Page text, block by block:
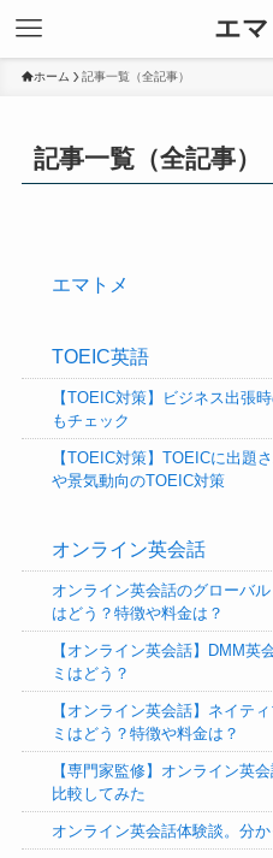
エ
ホーム 記事一覧（全記事）
記事一覧（全記事）
エマトメ
TOEIC英語
【TOEIC対策】ビジネス出張
もチェック
【TOEIC対策】TOEICに出題
や景気動向のTOEIC対策
オンライン英会話
オンライン英会話のグローバ
はどう？特徴や料金は？
【オンライン英会話】DMM英
ミはどう？
【オンライン英会話】ネイテ
ミはどう？特徴や料金は？
【専門家監修】オンライン英
比較してみた
オンライン英会話体験談。分